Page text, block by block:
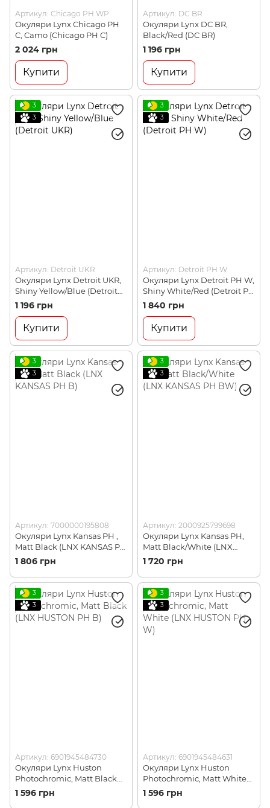
Артикул: Chicago PH WP
Окуляри Lynx Chicago PH
C, Camo (Chicago PH C)
2 024 грн
Купити
Артикул: DC BR
Окуляри Lynx DC BR,
Black/Red (DC BR)
1 196 грн
Купити
3
3
Артикул: Detroit UKR
Окуляри Lynx Detroit UKR,
Shiny Yellow/Blue (Detroit
UKR)
1 196 грн
Купити
3
3
Артикул: Detroit PH W
Окуляри Lynx Detroit PH W,
Shiny White/Red (Detroit PH
W)
1 840 грн
Купити
3
3
Артикул: 7000000195808
Окуляри Lynx Kansas PH ,
Matt Black (LNX KANSAS PH
B)
1 806 грн
3
3
Артикул: 2000925799698
Окуляри Lynx Kansas PH,
Matt Black/White (LNX
KANSAS PH BW)
1 720 грн
3
3
Артикул: 6901945484730
Окуляри Lynx Huston
Photochromic, Matt Black
(LNX HUSTON PH B)
1 596 грн
3
3
Артикул: 6901945484631
Окуляри Lynx Huston
Photochromic, Matt White
(LNX HUSTON PH W)
1 596 грн